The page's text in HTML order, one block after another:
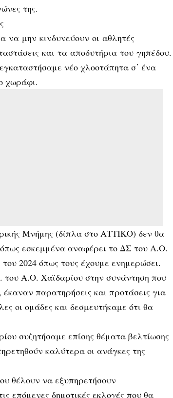
της.
να μην κινδυνεύουν οι αθλητές
και τα αποδυτήρια του γηπέδου.
νέο χλοοτάπητα σ΄ ένα
χωράφι.
Μνήμης (δίπλα στο ΑΤΤΙΚΟ) δεν θα
εσκεμμένα αναφέρει το ΔΣ του Α.Ο.
2024 όπως τους έχουμε ενημερώσει.
Α.Ο. Χαϊδαρίου στην συνάντηση που
παρατηρήσεις και προτάσεις για
οι ομάδες και δεσμευτήκαμε ότι θα
συζητήσαμε επίσης θέματα βελτίωσης
καλύτερα οι ανάγκες της
θέλουν να εξυπηρετήσουν
επόμενες δημοτικές εκλογές που θα